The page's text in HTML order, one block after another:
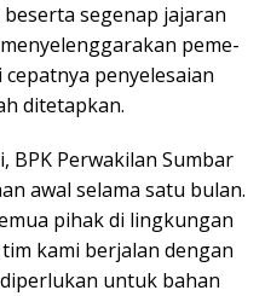
segenap jajaran
peme­
penyelesai­an
ditetapkan.
BPK Perwakilan Sumbar
awal selama satu bulan.
pihak di lingkungan
kami berjalan dengan
untuk bahan